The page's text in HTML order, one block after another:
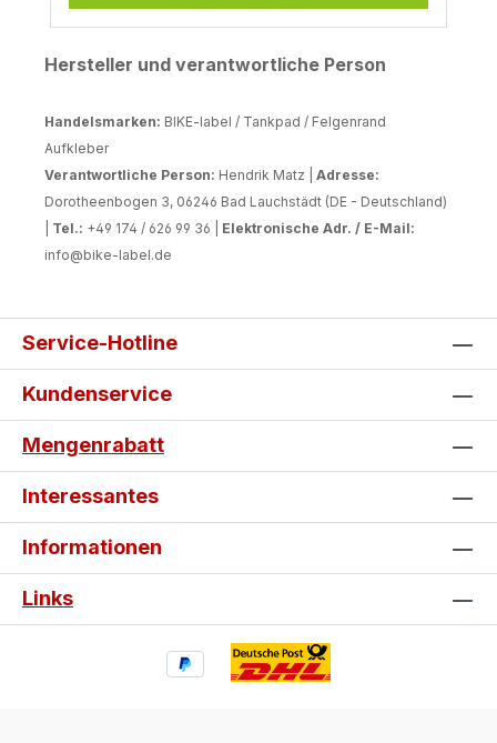
Hersteller und verantwortliche Person
Handelsmarken: BIKE-label / Tankpad / Felgenrand
Aufkleber
Verantwortliche Person: Hendrik Matz | Adresse:
Dorotheenbogen 3, 06246 Bad Lauchstädt (DE - Deutschland)
Tel.: +49 174 / 626 99 36 | Elektronische Adr. / E-Mail:
info@bike-label.de
Service-Hotline
Kundenservice
Mengenrabatt
Interessantes
Informationen
Links